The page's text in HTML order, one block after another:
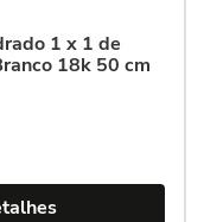
1 x 1 de
18k 50 cm